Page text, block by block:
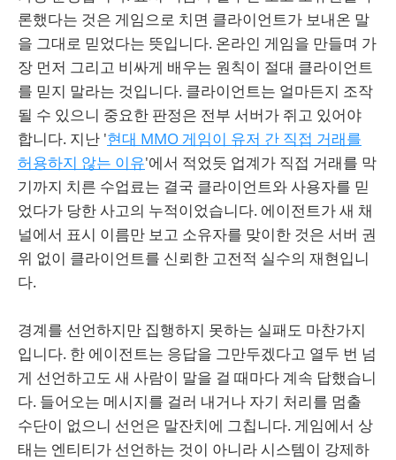
론했다는 것은 게임으로 치면 클라이언트가 보내온 말
을 그대로 믿었다는 뜻입니다. 온라인 게임을 만들며 가
장 먼저 그리고 비싸게 배우는 원칙이 절대 클라이언트
를 믿지 말라는 것입니다. 클라이언트는 얼마든지 조작
될 수 있으니 중요한 판정은 전부 서버가 쥐고 있어야
합니다. 지난 '현대 MMO 게임이 유저 간 직접 거래를
허용하지 않는 이유'에서 적었듯 업계가 직접 거래를 막
기까지 치른 수업료는 결국 클라이언트와 사용자를 믿
었다가 당한 사고의 누적이었습니다. 에이전트가 새 채
널에서 표시 이름만 보고 소유자를 맞이한 것은 서버 권
위 없이 클라이언트를 신뢰한 고전적 실수의 재현입니
다.
경계를 선언하지만 집행하지 못하는 실패도 마찬가지
입니다. 한 에이전트는 응답을 그만두겠다고 열두 번 넘
게 선언하고도 새 사람이 말을 걸 때마다 계속 답했습니
다. 들어오는 메시지를 걸러 내거나 자기 처리를 멈출
수단이 없으니 선언은 말잔치에 그칩니다. 게임에서 상
태는 엔티티가 선언하는 것이 아니라 시스템이 강제하